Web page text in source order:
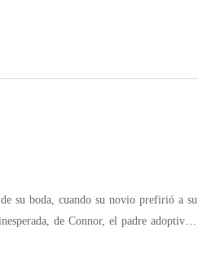
su boda, cuando su novio prefirió a su